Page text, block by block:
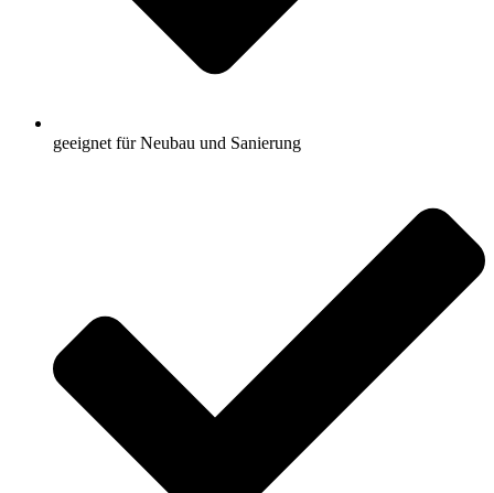
geeignet für Neubau und Sanierung